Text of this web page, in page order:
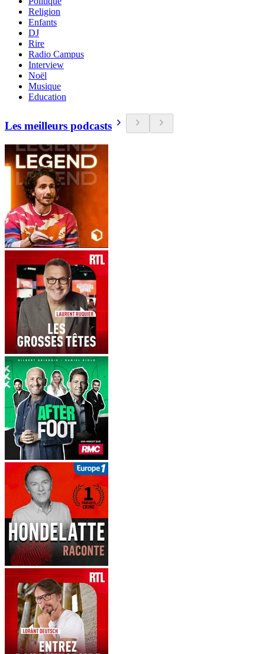
Religion
Enfants
DJ
Rire
Radio Campus
Interview
Noël
Musique
Education
Les meilleurs podcasts